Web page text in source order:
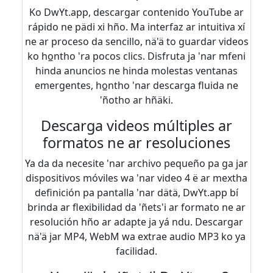
Ko DwYt.app, descargar contenido YouTube ar
rápido ne pädi xi hño. Ma interfaz ar intuitiva xí
ne ar proceso da sencillo, nä'ä to guardar videos
ko ho̲ntho 'ra pocos clics. Disfruta ja 'nar mfeni
hinda anuncios ne hinda molestas ventanas
emergentes, ho̲ntho 'nar descarga fluida ne
'ñotho ar hñäki.
Descarga videos múltiples ar
formatos ne ar resoluciones
Ya da da necesite 'nar archivo pequeño pa ga jar
dispositivos móviles wa 'nar video 4 ë ar mextha
definición pa pantalla 'nar dätä, DwYt.app bí
brinda ar flexibilidad da 'ñets'i ar formato ne ar
resolución hño ar adapte ja yá ndu. Descargar
nä'ä jar MP4, WebM wa extrae audio MP3 ko ya
facilidad.